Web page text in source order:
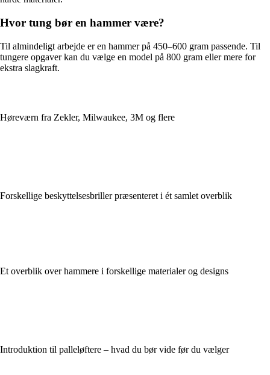
Hvor tung bør en hammer være?
Til almindeligt arbejde er en hammer på 450–600 gram passende. Til
tungere opgaver kan du vælge en model på 800 gram eller mere for
ekstra slagkraft.
Høreværn fra Zekler, Milwaukee, 3M og flere
Forskellige beskyttelsesbriller præsenteret i ét samlet overblik
Et overblik over hammere i forskellige materialer og designs
Introduktion til palleløftere – hvad du bør vide før du vælger